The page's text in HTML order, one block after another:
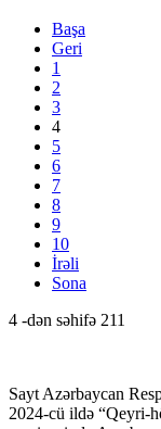
Başa
Geri
1
2
3
4
5
6
7
8
9
10
İrəli
Sona
4 -dən səhifə 211
Sayt Azərbaycan
2024-cü ildə “Qeyri-